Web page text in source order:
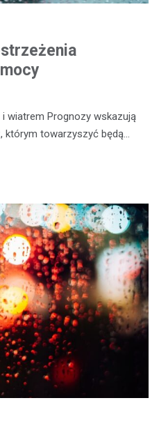
wiatrem Prognozy wskazują
którym towarzyszyć będą…